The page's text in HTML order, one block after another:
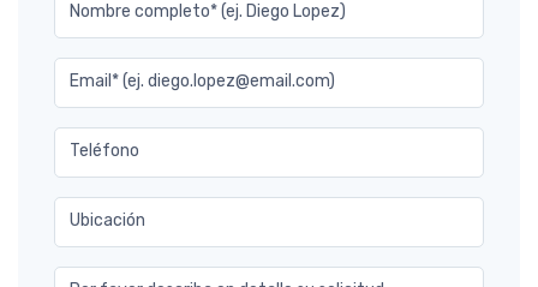
Nombre completo* (ej. Diego Lopez)
Email* (ej. diego.lopez@email.com)
Teléfono
Ubicación